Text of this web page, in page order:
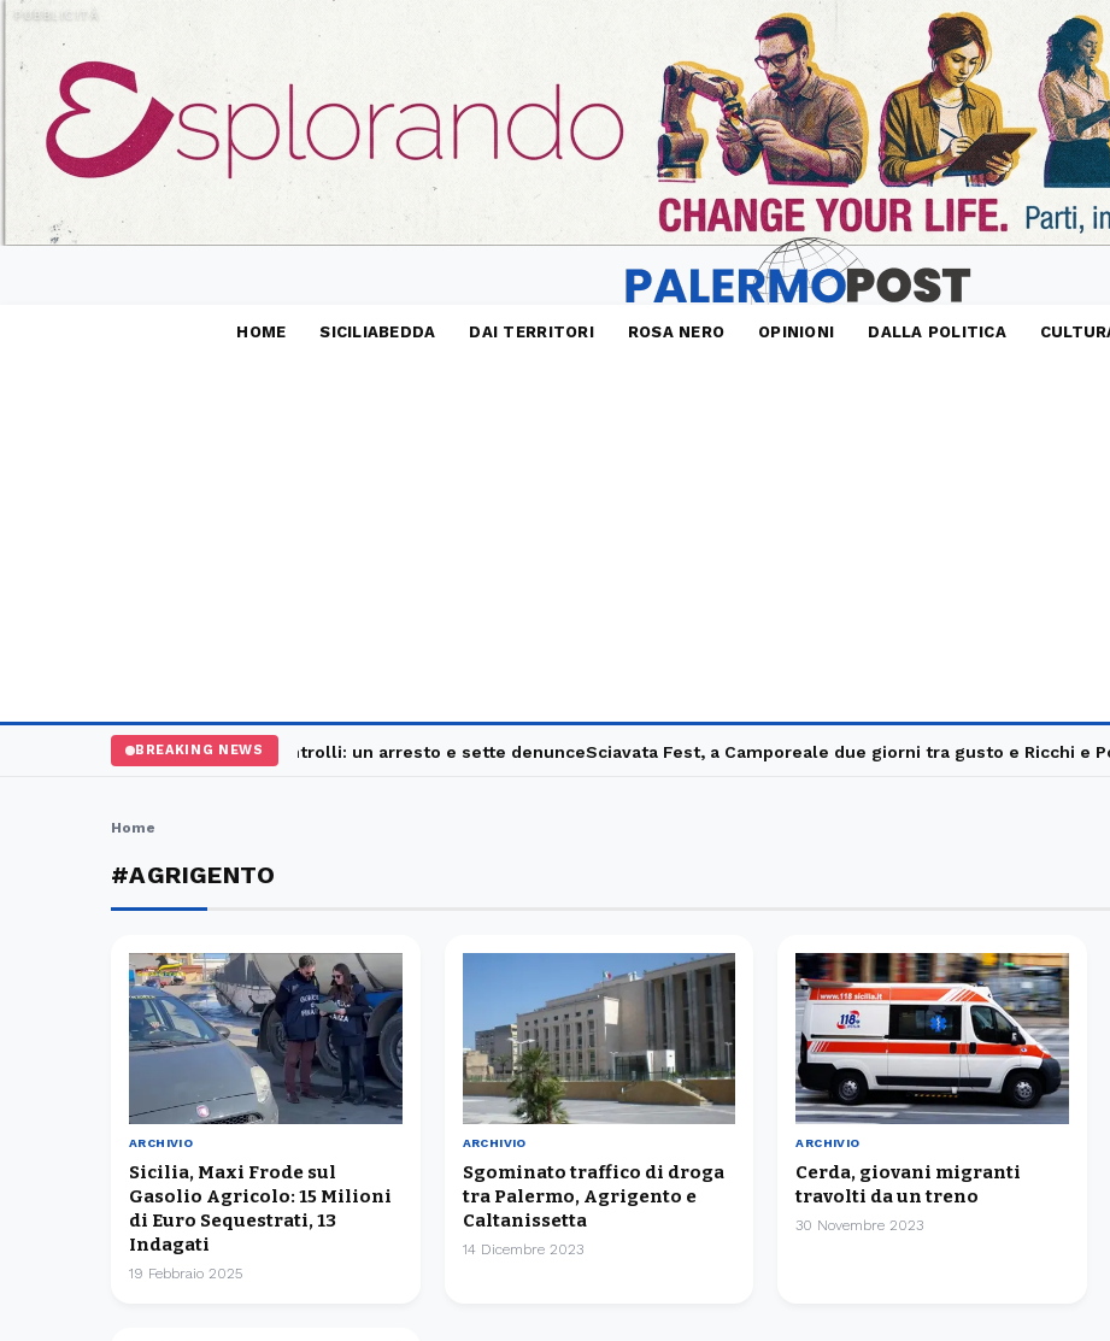
PUBBLICITÀ
HOME SICILIABEDDA DAI TERRITORI ROSA NERO OPINIONI DALLA POLITICA
BREAKING NEWS
Palermo, maxi controlli: un arresto e sette denunceSciavata Fest, a Camporeale due giorni tra gusto e Ricchi e
Home
#AGRIGENTO
ARCHIVIO
Sicilia, Maxi Frode sul
Gasolio Agricolo: 15 Milioni
di Euro Sequestrati, 13
Indagati
19 Febbraio 2025
ARCHIVIO
Sgominato traffico di droga
tra Palermo, Agrigento e
Caltanissetta
14 Dicembre 2023
ARCHIVIO
Cerda, giovani migranti
travolti da un treno
30 Novembre 2023